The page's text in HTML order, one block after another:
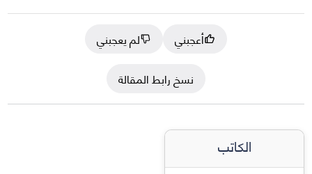
أعجبني
لم يعجبني
نسخ رابط المقالة
الكاتب